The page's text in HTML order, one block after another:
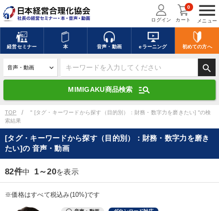
menu
メニュー
ログイン カート
0
経営セミナー 本 音声・動画 eラーニング 初めての方へ
search
MIMIGAKU商品検索 manage_search
キーワードを入力して探す
デジタル版対応のみ検索結果に表示する
search 上記の条件で検索
mic 講演収録物を探す
ます
カテゴリー
TOP
" [タグ・キーワードから探す（目的別）：財務・数字力を磨きたい] "の検
索結果
[タグ・キーワードから探す（目的別）：財務・数字力を磨き
たい]の 音声・動画
82件中 1～20を表示
※価格はすべて税込み(10%)です